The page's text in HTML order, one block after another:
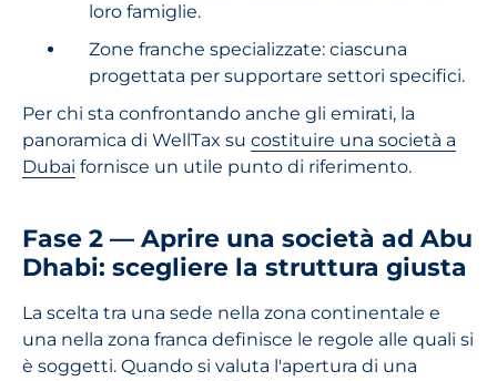
loro famiglie.
Zone franche specializzate: ciascuna
progettata per supportare settori specifici.
Per chi sta confrontando anche gli emirati, la
panoramica di WellTax su costituire una società a
Dubai fornisce un utile punto di riferimento.
Fase 2 — Aprire una società ad Abu
Dhabi: scegliere la struttura giusta
La scelta tra una sede nella zona continentale e
una nella zona franca definisce le regole alle quali si
è soggetti. Quando si valuta l'apertura di una